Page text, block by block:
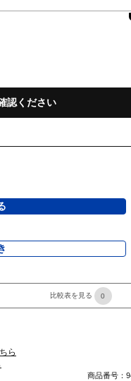
認ください
比較表を見る 0
ら
商品番号：